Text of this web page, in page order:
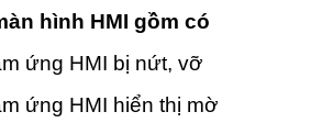
hình HMI gồm có
ứng HMI bị nứt, vỡ
ứng HMI hiển thị mờ